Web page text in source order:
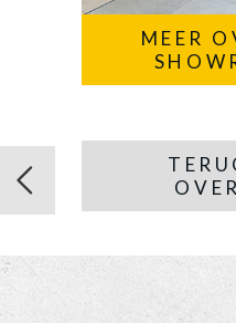
MEER